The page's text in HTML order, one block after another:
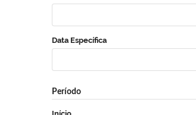
Data Específica
Período